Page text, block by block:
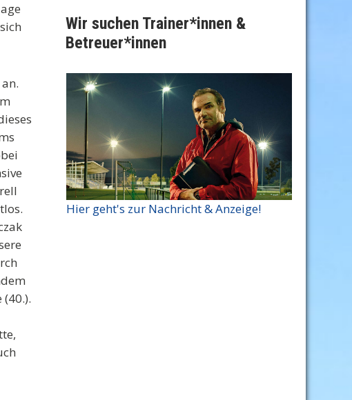
Wir suchen Trainer*innen &
Betreuer*innen
Hier geht's zur Nachricht & Anzeige!